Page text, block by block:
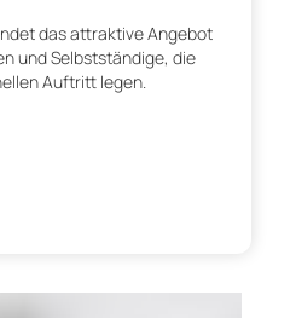
das attraktive Angebot
und Selbstständige, die
Auftritt legen.